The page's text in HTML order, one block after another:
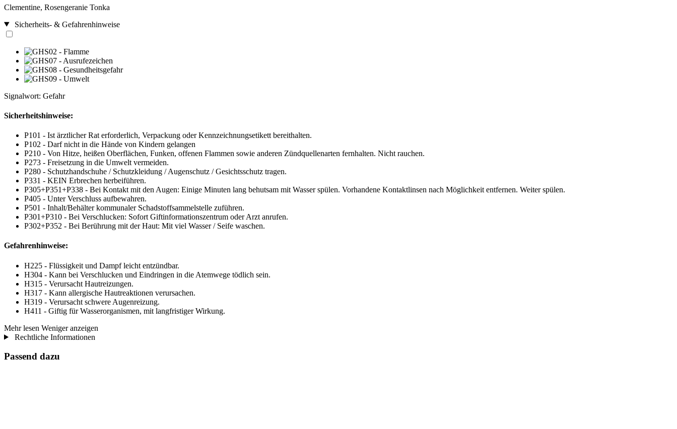
Clementine, Rosengeranie Tonka
Sicherheits- & Gefahrenhinweise
Signalwort: Gefahr
Sicherheitshinweise:
P101 - Ist ärztlicher Rat erforderlich, Verpackung oder Kennzeichnungsetikett bereithalten.
P102 - Darf nicht in die Hände von Kindern gelangen
P210 - Von Hitze, heißen Oberflächen, Funken, offenen Flammen sowie anderen Zündquellenarten fernhalten. Nicht rauchen.
P273 - Freisetzung in die Umwelt vermeiden.
P280 - Schutzhandschuhe / Schutzkleidung / Augenschutz / Gesichtsschutz tragen.
P331 - KEIN Erbrechen herbeiführen.
P305+P351+P338 - Bei Kontakt mit den Augen: Einige Minuten lang behutsam mit Wasser spülen. Vorhandene Kontaktlinsen nach Möglichkeit entfernen. Weiter spülen.
P405 - Unter Verschluss aufbewahren.
P501 - Inhalt/Behälter kommunaler Schadstoffsammelstelle zuführen.
P301+P310 - Bei Verschlucken: Sofort Giftinformationszentrum oder Arzt anrufen.
P302+P352 - Bei Berührung mit der Haut: Mit viel Wasser / Seife waschen.
Gefahrenhinweise:
H225 - Flüssigkeit und Dampf leicht entzündbar.
H304 - Kann bei Verschlucken und Eindringen in die Atemwege tödlich sein.
H315 - Verursacht Hautreizungen.
H317 - Kann allergische Hautreaktionen verursachen.
H319 - Verursacht schwere Augenreizung.
H411 - Giftig für Wasserorganismen, mit langfristiger Wirkung.
Mehr lesen Weniger anzeigen
Rechtliche Informationen
Passend dazu